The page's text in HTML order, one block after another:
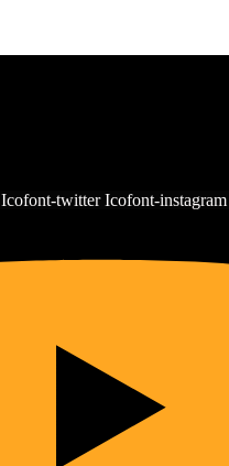
Icofont-twitter Icofont-instagram